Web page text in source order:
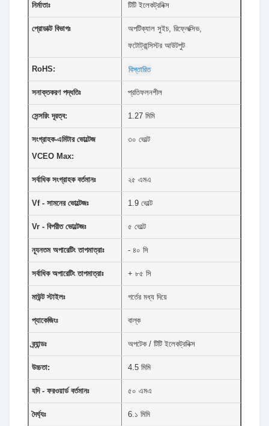
নির্মাতাঃ টিটি ইলেকট্রনিক্স
প্রোডাক্ট বিভাগঃ
অপটিক্যাল সুইচ, রিফ্লেক্সিভ,
ফটোট্রান্সিস্টর আউটপুট
RoHS: বিস্তারিত
সনাক্তকরণ পদ্ধতিঃ প্রতিফলনশীল
সেন্সরিং দূরত্ব: 1.27 মিমি
সংগ্রাহক-এমিটার ভোল্টেজ
VCEO Max:
৩০ ভোল্ট
সর্বাধিক সংগ্রাহক বর্তমানঃ ২৫ এমএ
Vf - সামনের ভোল্টেজঃ 1.9 ভোল্ট
Vr - বিপরীত ভোল্টেজঃ ৫ ভোল্ট
ন্যূনতম অপারেটিং তাপমাত্রাঃ - ৪০ সি
সর্বাধিক অপারেটিং তাপমাত্রাঃ + ৮৫ সি
মাউন্ট স্টাইলঃ গর্তের মধ্য দিয়ে
প্যাকেজিংঃ বাল্ক
ব্র্যান্ডঃ অপটেক / টিটি ইলেকট্রনিক্স
উচ্চতা: 4.5 মিমি
যদি - ফরওয়ার্ড বর্তমানঃ ৫০ এমএ
দৈর্ঘ্যঃ 6.১ মিমি